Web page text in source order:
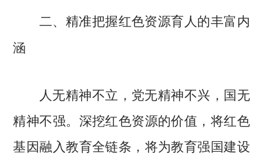
二、精准把握红色资源育人的丰富内
涵
人无精神不立，党无精神不兴，国无
精神不强。深挖红色资源的价值，将红色
基因融入教育全链条，将为教育强国建设